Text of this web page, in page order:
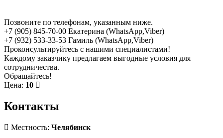
Позвоните по телефонам, указанным ниже.
+7 (905) 845-70-00 Екатерина (WhatsApp,Viber)
+7 (932) 533-33-53 Гамиль (WhatsApp,Viber)
Проконсультируйтесь с нашими специалистами!
Каждому заказчику предлагаем выгодные условия для
сотрудничества.
Обращайтесь!
Цена: 10
Контакты
Местность: Челябинск